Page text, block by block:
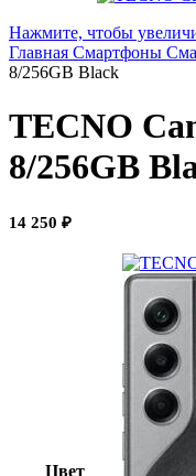
Нажмите, чтобы
Главная Смартфоны
8/256GB Black
TECNO
8/256GB
14 250 ₽
Цвет